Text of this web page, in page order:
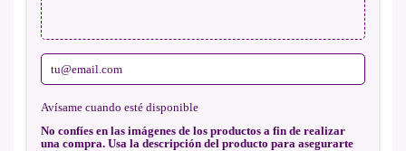
Avísame cuando esté disponible
No confíes en las imágenes de los productos a fin de realizar
una compra. Usa la descripción del producto para asegurarte